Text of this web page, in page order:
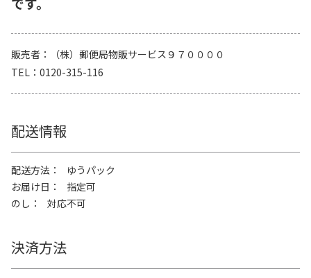
販売者
（株）郵便局物販サービス９７００００
TEL
0120-315-116
配送情報
配送方法
ゆうパック
お届け日
指定可
のし
対応不可
決済方法